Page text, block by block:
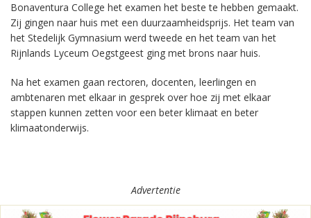
Bonaventura College het examen het beste te hebben gemaakt.
Zij gingen naar huis met een duurzaamheidsprijs. Het team van
het Stedelijk Gymnasium werd tweede en het team van het
Rijnlands Lyceum Oegstgeest ging met brons naar huis.
Na het examen gaan rectoren, docenten, leerlingen en
ambtenaren met elkaar in gesprek over hoe zij met elkaar
stappen kunnen zetten voor een beter klimaat en beter
klimaatonderwijs.
Advertentie